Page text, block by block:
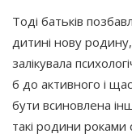
Тоді батьків
дитині нову
залікувала
б до активного і
бути всиновлена
такі родини роками